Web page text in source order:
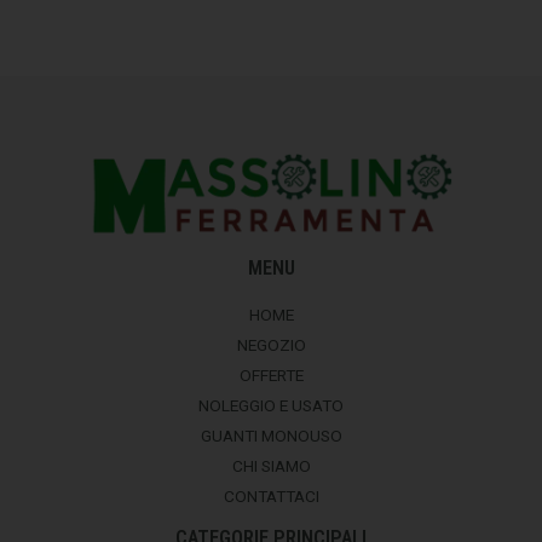
MENU
HOME
NEGOZIO
OFFERTE
NOLEGGIO E USATO
GUANTI MONOUSO
CHI SIAMO
CONTATTACI